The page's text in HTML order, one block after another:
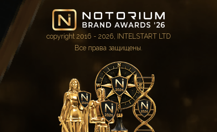
copyright 2016 - 2026, INTELSTART LTD
Все права защищены.